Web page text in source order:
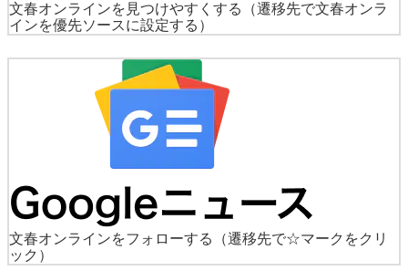
文春オンラインを見つけやすくする
（遷移先で文春オンラ
インを優先ソースに設定する）
文春オンラインをフォローする
（遷移先で☆マークをクリ
ック）